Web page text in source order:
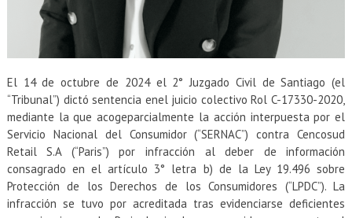
El 14 de octubre de 2024 el 2° Juzgado Civil de Santiago (el
“Tribunal”) dictó sentencia enel juicio colectivo Rol C-17330-2020,
mediante la que acogeparcialmente la acción interpuesta por el
Servicio Nacional del Consumidor (“SERNAC”) contra Cencosud
Retail S.A (“Paris”) por infracción al deber de información
consagrado en el artículo 3° letra b) de la Ley 19.496 sobre
Protección de los Derechos de los Consumidores (“LPDC”). La
infracción se tuvo por acreditada tras evidenciarse deficientes